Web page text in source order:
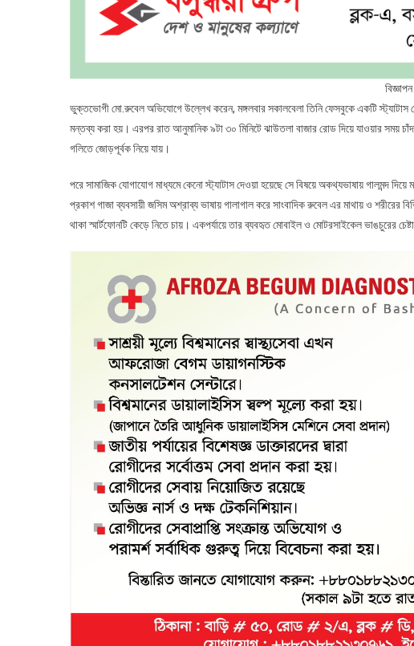
বিজ্ঞাপন
ভুক্তভোগী মো.রুবেল অভিযোগে উল্লেখ করেন, মঙ্গলবার সকালবেলা তিনি ফেসবুকে একটি স্ট্যাটাস
মন্তব্য করা হয়। এরপর রাত আনুমানিক ৯টা ৩০ মিনিটে ঝাউতলা বাজার রোড দিয়ে যাওয়ার সময়
গলিতে জোড়পূর্বক নিয়ে যায়।
পরে সামাজিক যোগাযোগ মাধ্যমে কেনো স্ট্যাটাস দেওয়া হয়েছে সে বিষয়ে অকথ্যভাষায় গালমন্দ দিয়ে
প্রকাশ গাজা ব্যবসায়ী জসিম অশ্রাব্য ভাষায় গালাগাল করে সাংবাদিক রুবেল এর মাথায় ও
থাকা স্মার্টফোনটি কেড়ে নিতে চায়। একপর্যায়ে তার ব্যবহৃত মোবাইল ও মোটরসাইকেল ভাঙচুরের